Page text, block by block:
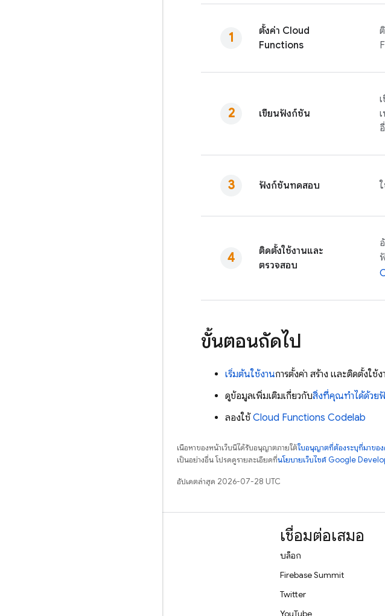
ตั้งค่า Cloud
Functions
เขียนฟังก์ชัน
ฟังก์ชันทดสอบ
ติดตั้งใช้งานและ
ตรวจสอบ
ขั้นตอนถัดไป
เริ่มต้นใช้งานการตั้งค่า สร้าง และติดตั้งใช้
ดูข้อมูลเพิ่มเติมเกี่ยวกับสิ่งที่คุณทำได้ด้วย
ลองใช้ Cloud Functions Codelab
เนื้อหาของหน้าเว็บนี้ได้รับอนุญาตภายใต้ใบอนุญาตที่ต้องระบุที่มาขอ
เป็นอย่างอื่น โปรดดูรายละเอียดที่นโยบายเว็บไซต์ Google
อัปเดตล่าสุด 2026-07-28 UTC
เชื่อมต่อเสมอ
บล็อก
Firebase Summit
Twitter
YouTube